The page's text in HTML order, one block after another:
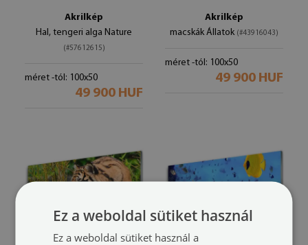
Akrilkép
Hal, tengeri alga Nature
(#57612615)
méret -tól: 100x50
49 900 HUF
Akrilkép
macskák Állatok (#43916043)
méret -tól: 100x50
49 900 HUF
Ez a weboldal sütiket használ
Ez a weboldal sütiket használ a